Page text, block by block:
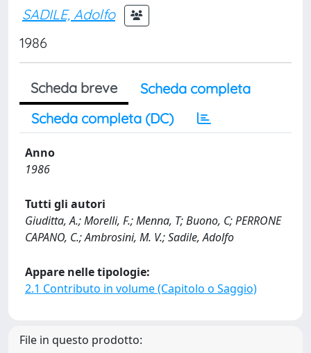
SADILE, Adolfo
1986
Scheda breve
Scheda completa
Scheda completa (DC)
Anno
1986
Tutti gli autori
Giuditta, A.; Morelli, F.; Menna, T; Buono, C; PERRONE
CAPANO, C.; Ambrosini, M. V.; Sadile, Adolfo
Appare nelle tipologie:
2.1 Contributo in volume (Capitolo o Saggio)
File in questo prodotto: